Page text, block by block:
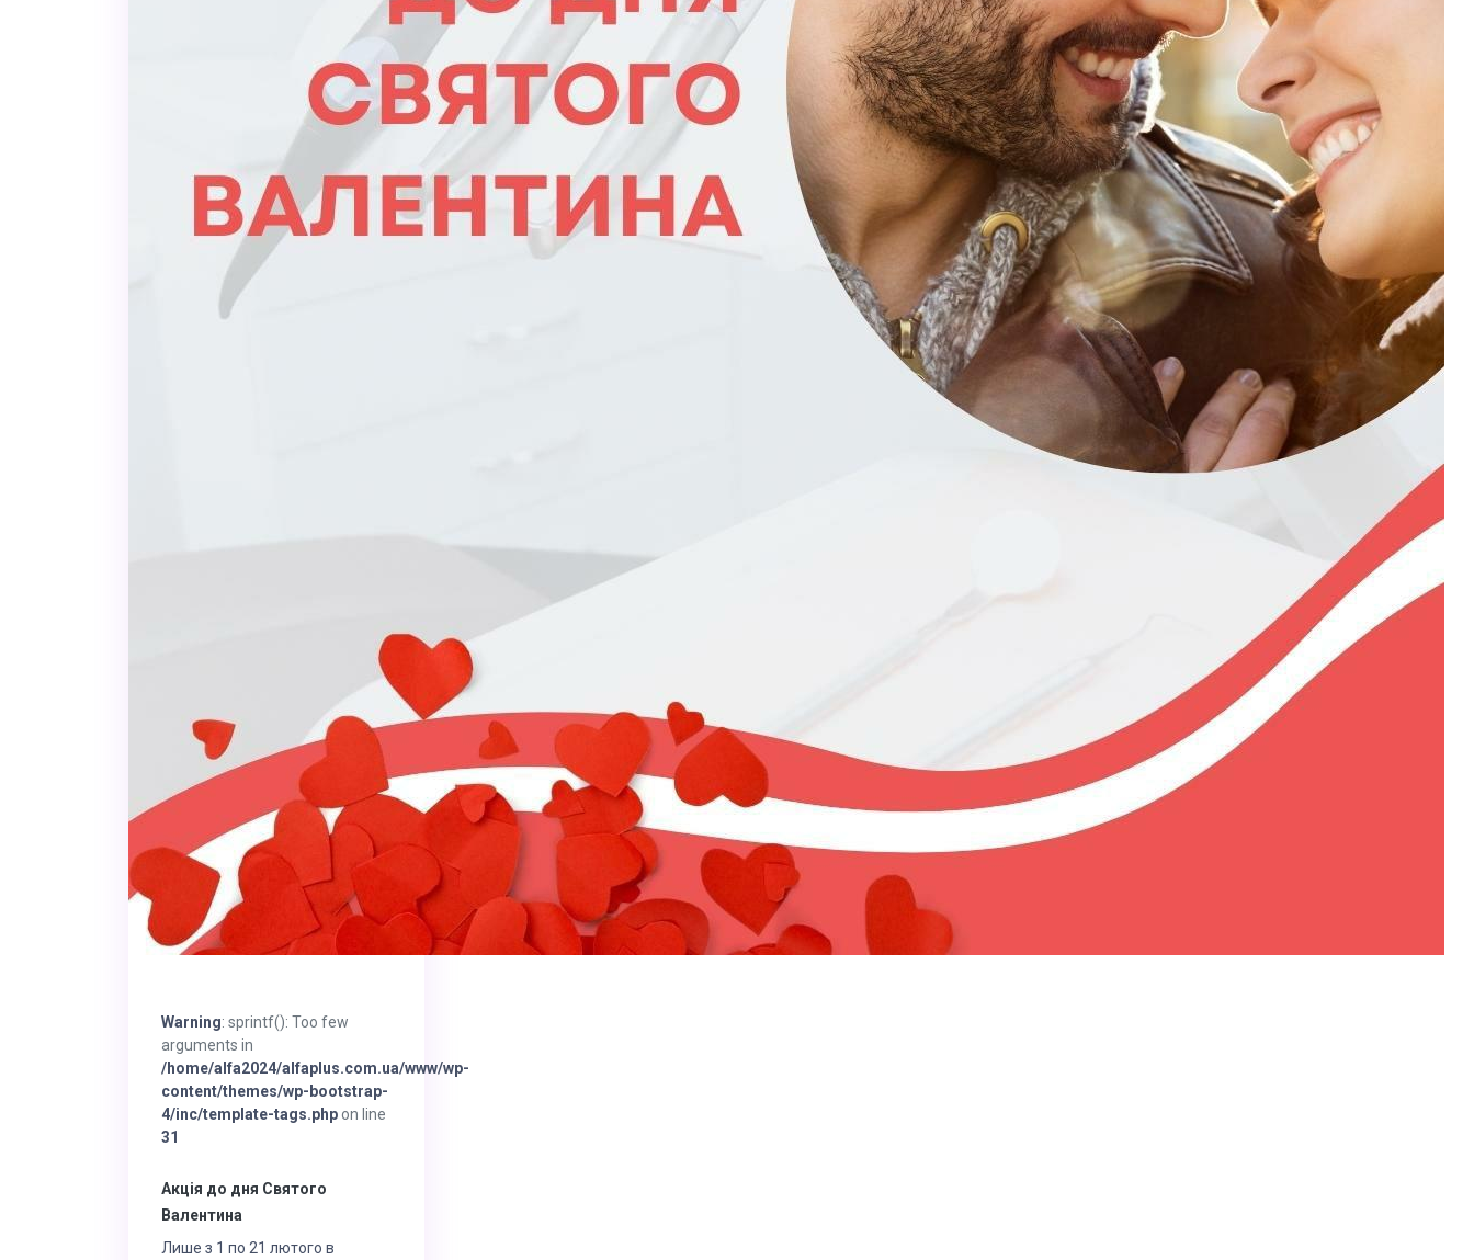
Warning: sprintf(): Too few
arguments in
/home/alfa2024/alfaplus.com.ua/www/wp-
content/themes/wp-bootstrap-
4/inc/template-tags.php on line
31
Акція до дня Святого
Валентина
Лише з 1 по 21 лютого в